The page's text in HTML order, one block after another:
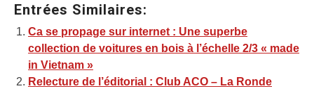
Entrées Similaires:
Ca se propage sur internet : Une superbe
collection de voitures en bois à l’échelle 2/3 « made
in Vietnam »
Relecture de l’éditorial : Club ACO – La Ronde